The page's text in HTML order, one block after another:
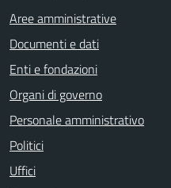
Aree amministrative
Documenti e dati
Enti e fondazioni
Organi di governo
Personale amministrativo
Politici
Uffici